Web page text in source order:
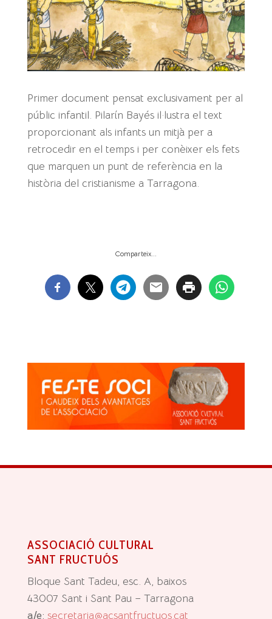
Primer document pensat exclusivament per al
públic infantil. Pilarín Bayés il·lustra el text
proporcionant als infants un mitjà per a
retrocedir en el temps i per conèixer els fets
que marquen un punt de referència en la
història del cristianisme a Tarragona.
Comparteix...
ASSOCIACIÓ CULTURAL
SANT FRUCTUÓS
Bloque Sant Tadeu, esc. A, baixos
43007 Sant i Sant Pau – Tarragona
a/e: secretaria@acsantfructuos.cat